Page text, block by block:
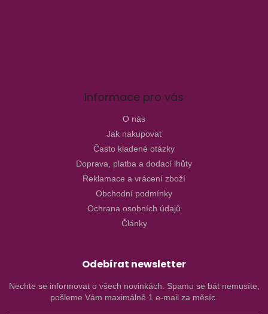
Informace pro vás
O nás
Jak nakupovat
Často kladené otázky
Doprava, platba a dodací lhůty
Reklamace a vrácení zboží
Obchodní podmínky
Ochrana osobních údajů
Články
Odebírat newsletter
Nechte se informovat o všech novinkách. Spamu se bát nemusíte,
pošleme Vám maximálně 1 e-mail za měsíc.